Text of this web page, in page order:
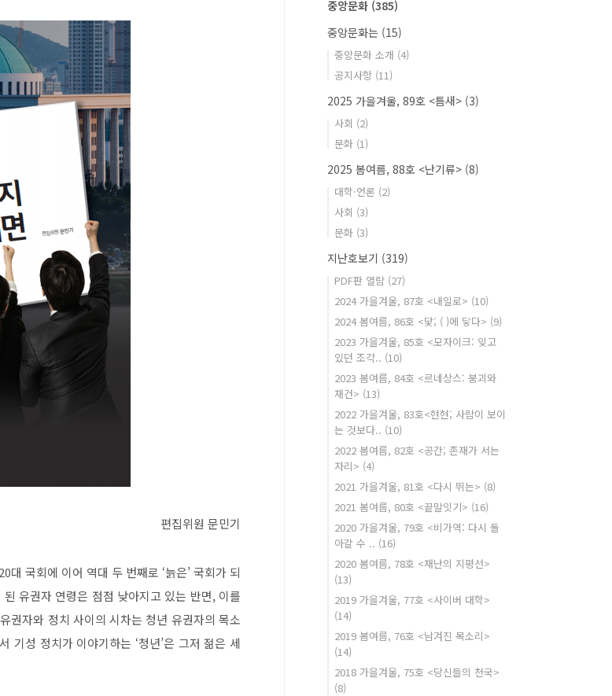
편집위원 문민기
20대 국회에 이어 역대 두 번째로 ‘늙은’국회가 되
유권자 연령은 점점 낮아지고 있는 반면, 이를
권자와 정치 사이의 시차는 청년 유권자의 목소
기성 정치가 이야기하는 ‘청년’은 그저 젊은 세
중앙문화 (385)
중앙문화는 (15)
중앙문화 소개 (4)
공지사항 (11)
2025 가을겨울, 89호 <틈새> (3)
사회 (2)
문화 (1)
2025 봄여름, 88호 <난기류> (8)
대학·언론 (2)
사회 (3)
문화 (3)
지난호보기 (319)
PDF판 열람 (27)
2024 가을겨울, 87호 <내일로> (10)
2024 봄여름, 86호 <닻; ( )에 닿다> (9)
2023 가을겨울, 85호 <모자이크: 잊고
있던 조각.. (10)
2023 봄여름, 84호 <르네상스: 붕괴와
재건> (13)
2022 가을겨울, 83호<현현; 사람이 보이
는 것보다.. (10)
2022 봄여름, 82호 <공간; 존재가 서는
자리> (4)
2021 가을겨울, 81호 <다시 뛰는> (8)
2021 봄여름, 80호 <끝말잇기> (16)
2020 가을겨울, 79호 <비가역: 다시 돌
아갈 수 .. (16)
2020 봄여름, 78호 <재난의 지평선>
(13)
2019 가을겨울, 77호 <사이버 대학>
(14)
2019 봄여름, 76호 <남겨진 목소리>
(14)
2018 가을겨울, 75호 <당신들의 천국>
(8)